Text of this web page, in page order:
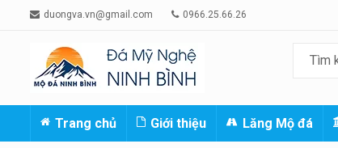
duongva.vn@gmail.com 0966.25.66.26
Trang chủ Giới thiệu Lăng Mộ đá